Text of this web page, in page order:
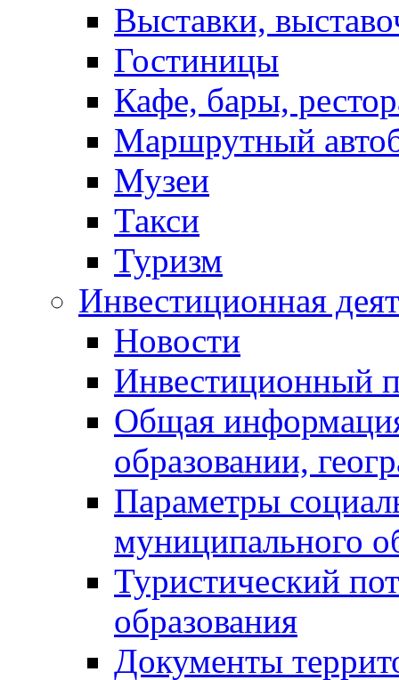
Выставки,
Гостиницы
Кафе, бары,
Маршрутный
Музеи
Такси
Туризм
Инвестиционная
Новости
Инвестиционный
Общая
образовании,
Параметры
муниципального
Туристический
образования
Документы